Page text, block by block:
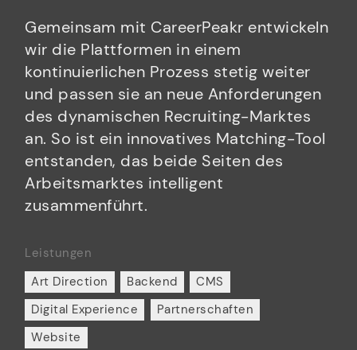
Gemeinsam mit CareerPeakr entwickeln
wir die Plattformen in einem
kontinuierlichen Prozess stetig weiter
und passen sie an neue Anforderungen
des dynamischen Recruiting-Marktes
an. So ist ein innovatives Matching-Tool
entstanden, das beide Seiten des
Arbeitsmarktes intelligent
zusammenführt.
Leistungen
Art Direction
Backend
CMS
Digital Experience
Partnerschaften
Website